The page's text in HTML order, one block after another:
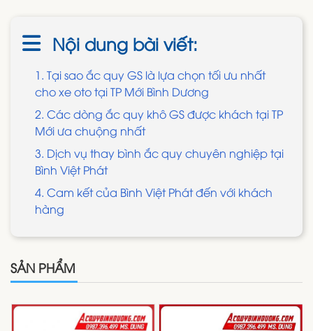
Nội dung bài viết:
1. Tại sao ắc quy GS là lựa chọn tối ưu nhất
cho xe oto tại TP Mới Bình Dương
2. Các dòng ắc quy khô GS được khách tại TP
Mới ưa chuộng nhất
3. Dịch vụ thay bình ắc quy chuyên nghiệp tại
Bình Việt Phát
4. Cam kết của Bình Việt Phát đến với khách
hàng
SẢN PHẨM